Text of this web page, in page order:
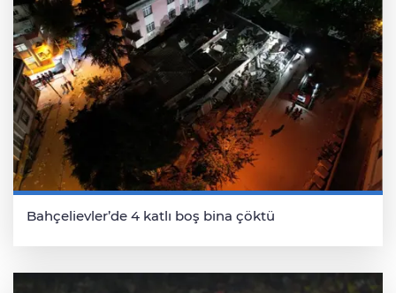
Bahçelievler’de 4 katlı boş bina çöktü